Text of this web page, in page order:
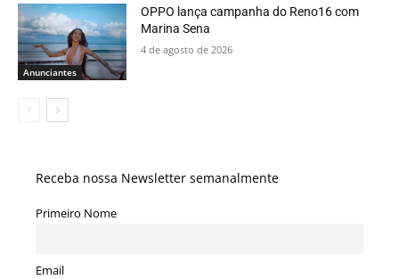
Anunciantes
OPPO lança campanha do Reno16 com
Marina Sena
4 de agosto de 2026
Receba nossa Newsletter semanalmente
Primeiro Nome
Email